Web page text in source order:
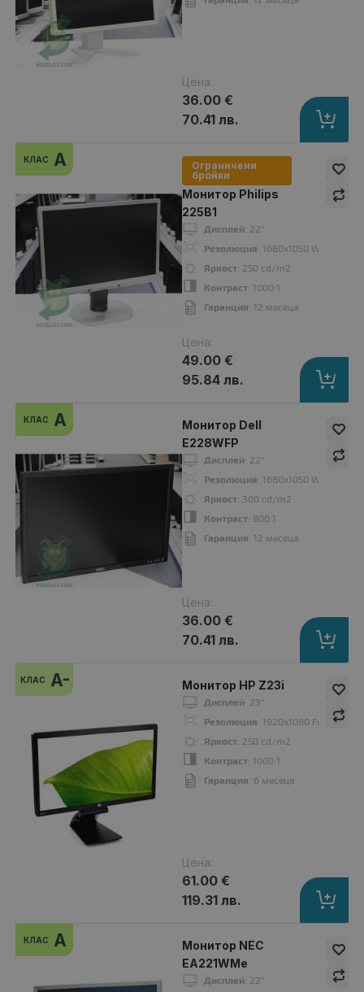
Монитор Philips 220P4LP
Дисплей
Резолюция: 1680x1050 WSXGA+16:10
Монитор DELL 2208WFP
36.00 €
Резолюция
: 1680x1050 WSXGA+16:10
Контраст: 1000:1
: 12 месеца
Цена:
36.00 €
70.41 лв.
КЛАС A
Ограничени
бройки
Монитор Philips
225B1
Дисплей: 22"
Резолюция: 1680x1050
Яркост: 250 cd/m2
Контраст: 1000:1
Гаранция: 12 месеца
Цена:
49.00 €
95.84 лв.
КЛАС A
Монитор Dell
E228WFP
Дисплей: 22"
Резолюция: 1680x1050
Яркост: 300 cd/m2
Контраст: 800:1
Гаранция: 12 месеца
Цена:
36.00 €
70.41 лв.
КЛАС A- Монитор HP Z23i
Дисплей: 23"
Резолюция: 1920x1080 Full HD
Яркост: 250 cd/m2
Контраст: 1000:1
Гаранция: 6 месеца
Цена:
61.00 €
119.31 лв.
КЛАС A
Монитор NEC
EA221WMe
Дисплей: 22"